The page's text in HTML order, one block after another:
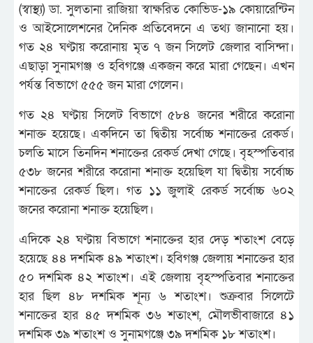
(স্বাস্থ্য) ডা. সুলতানা রাজিয়া স্বাক্ষরিত কোভিড-১৯ কোয়ারেন্টিন
ও আইসোলেশনের দৈনিক প্রতিবেদনে এ তথ্য জানানো হয়।
গত ২৪ ঘণ্টায় করোনায় মৃত ৭ জন সিলেট জেলার বাসিন্দা।
এছাড়া সুনামগঞ্জ ও হবিগঞ্জে একজন করে মারা গেছেন। এখন
পর্যন্ত বিভাগে ৫৫৫ জন মারা গেলেন।
গত ২৪ ঘণ্টায় সিলেট বিভাগে ৫৮৪ জনের শরীরে করোনা
শনাক্ত হয়েছে। একদিনে তা দ্বিতীয় সর্বোচ্চ শনাক্তের রেকর্ড।
চলতি মাসে তিনদিন শনাক্তের রেকর্ড দেখা গেছে। বৃহস্পতিবার
৫৩৮ জনের শরীরে করোনা শনাক্ত হয়েছিল যা দ্বিতীয় সর্বোচ্চ
শনাক্তের রেকর্ড ছিল। গত ১১ জুলাই রেকর্ড সর্বোচ্চ ৬০২
জনের করোনা শনাক্ত হয়েছিল।
এদিকে ২৪ ঘণ্টায় বিভাগে শনাক্তের হার দেড় শতাংশ বেড়ে
হয়েছে ৪৪ দশমিক ৪৯ শতাংশ। হবিগঞ্জ জেলায় শনাক্তের হার
৫০ দশমিক ৪২ শতাংশ। এই জেলায় বৃহস্পতিবার শনাক্তের
হার ছিল ৪৮ দশমিক শূন্য ৬ শতাংশ। শুক্রবার সিলেটে
শনাক্তের হার ৪৫ দশমিক ৩৬ শতাংশ, মৌলভীবাজারে ৪১
দশমিক ৩৯ শতাংশ ও সুনামগঞ্জে ৩৯ দশমিক ১৮ শতাংশ।